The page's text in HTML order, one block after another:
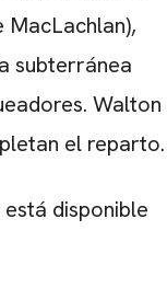
MacLachlan),
subterránea
Walton
el reparto.
disponible